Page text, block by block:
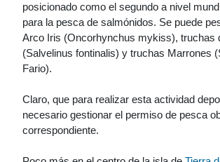
posicionado como el segundo a nivel
para la pesca de salmónidos. Se puede
Arco Iris (Oncorhynchus mykiss), truchas
(Salvelinus fontinalis) y truchas Marrones
Fario).
Claro, que para realizar esta actividad
necesario gestionar el permiso de pesca
correspondiente.